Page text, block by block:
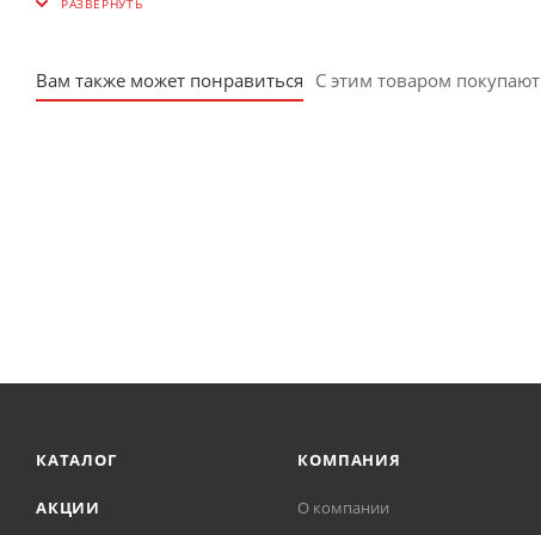
Вам также может понравиться С этим товаром покупают
КАТАЛОГ
АКЦИИ
КОМПАНИЯ
О компании